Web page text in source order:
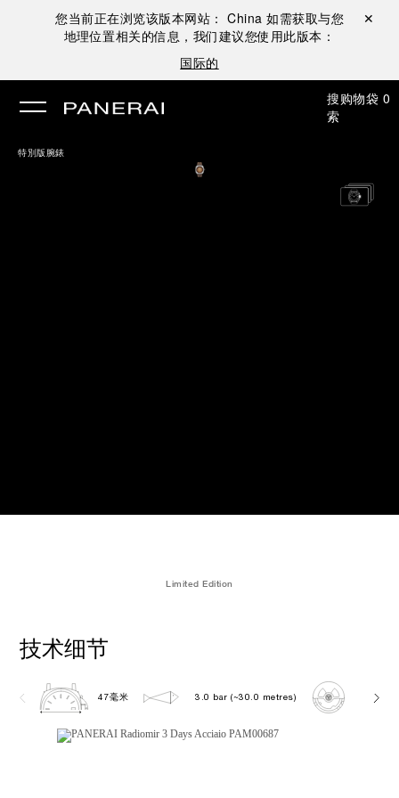
您当前正在浏览该版本网站： China 如需获取与您
地理位置相关的信息，我们建议您使用此版本：
国际的
关闭 ✕
搜
索
购物袋 0
特別版腕錶
Limited Edition
技术细节
47毫米 3.0 bar (~30.0 metres) P3000